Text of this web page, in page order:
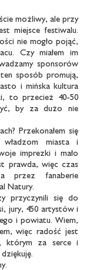
możliwy, ale przy
miejsce festiwalu.
nie mogło pojąć,
Czy miałem im
sponsorów
sposób promują,
i mińska kultura
to przecież 40-50
by za dużo nie
Przekonałem się
miasta i
imprezki i mało
prawda, więc czas
przez fanaberie
Natury.
przyczynili się do
jury, 450 artystów i
i powiatu. Wiem,
więc radość jest
którym za serce i